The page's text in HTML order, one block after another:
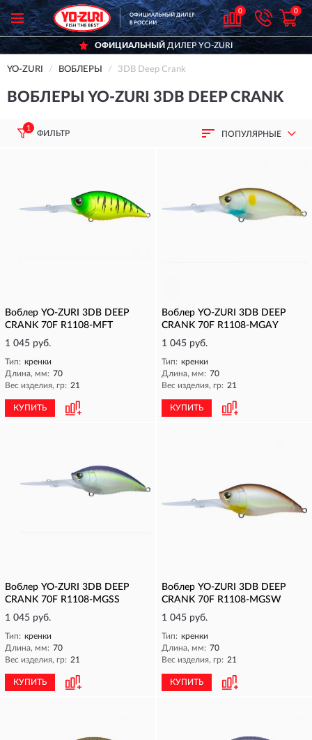
0 0
ОФИЦИАЛЬНЫЙДИЛЕР YO-ZURI
YO-ZURI ВОБЛЕРЫ 3DB Deep Crank
ВОБЛЕРЫ YO-ZURI 3DB DEEP CRANK
1
ФИЛЬТР ПОПУЛЯРНЫЕ
Воблер YO-ZURI 3DB DEEP
CRANK 70F R1108-MFT
1 045 руб.
Тип: кренки
Длина, мм: 70
Вес изделия, гр: 21
КУПИТЬ
Воблер YO-ZURI 3DB DEEP
CRANK 70F R1108-MGAY
1 045 руб.
Тип: кренки
Длина, мм: 70
Вес изделия, гр: 21
КУПИТЬ
Воблер YO-ZURI 3DB DEEP
CRANK 70F R1108-MGSS
1 045 руб.
Тип: кренки
Длина, мм: 70
Вес изделия, гр: 21
КУПИТЬ
Воблер YO-ZURI 3DB DEEP
CRANK 70F R1108-MGSW
1 045 руб.
Тип: кренки
Длина, мм: 70
Вес изделия, гр: 21
КУПИТЬ